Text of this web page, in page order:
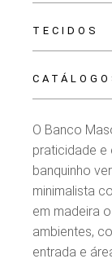
TECIDOS
O Banco
praticidade e
banquinho
minimalista
em madeira
ambientes,
entrada e